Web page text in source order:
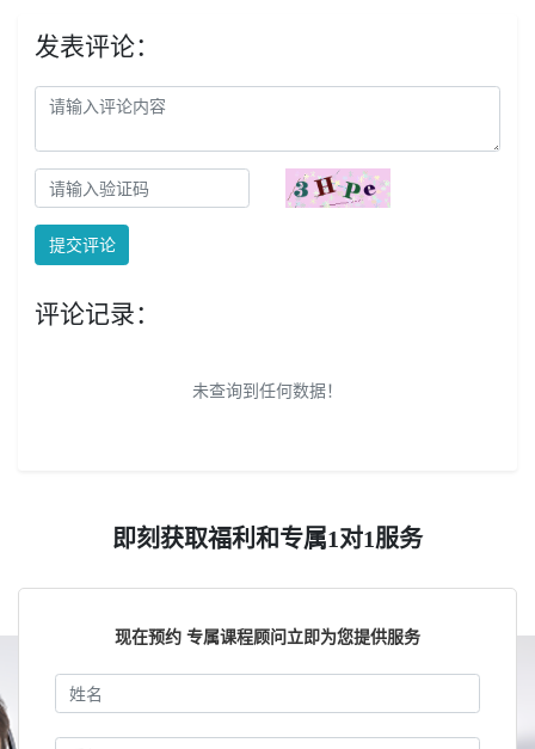
发表评论：
提交评论
评论记录：
未查询到任何数据！
即刻获取福利和专属1对1服务
现在预约 专属课程顾问立即为您提供服务